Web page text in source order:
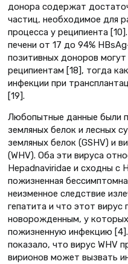
донора содержат
частиц, необходимое для
процесса у реципиента
печени от 17 до 94%
позитивных доноров
реципиентам [18], тогда
инфекции при
[19].
Любопытные данные были
земляных белок и лесных
земляных белок (GSHV) и
(WHV). Оба эти вируса
Hepadnaviridae и сходны с
пожизненная
неизменное следствие
гепатита и что этот вирус
новорожденным, у
пожизненную инфекцию
показало, что вирус WHV
вирионов может вызвать